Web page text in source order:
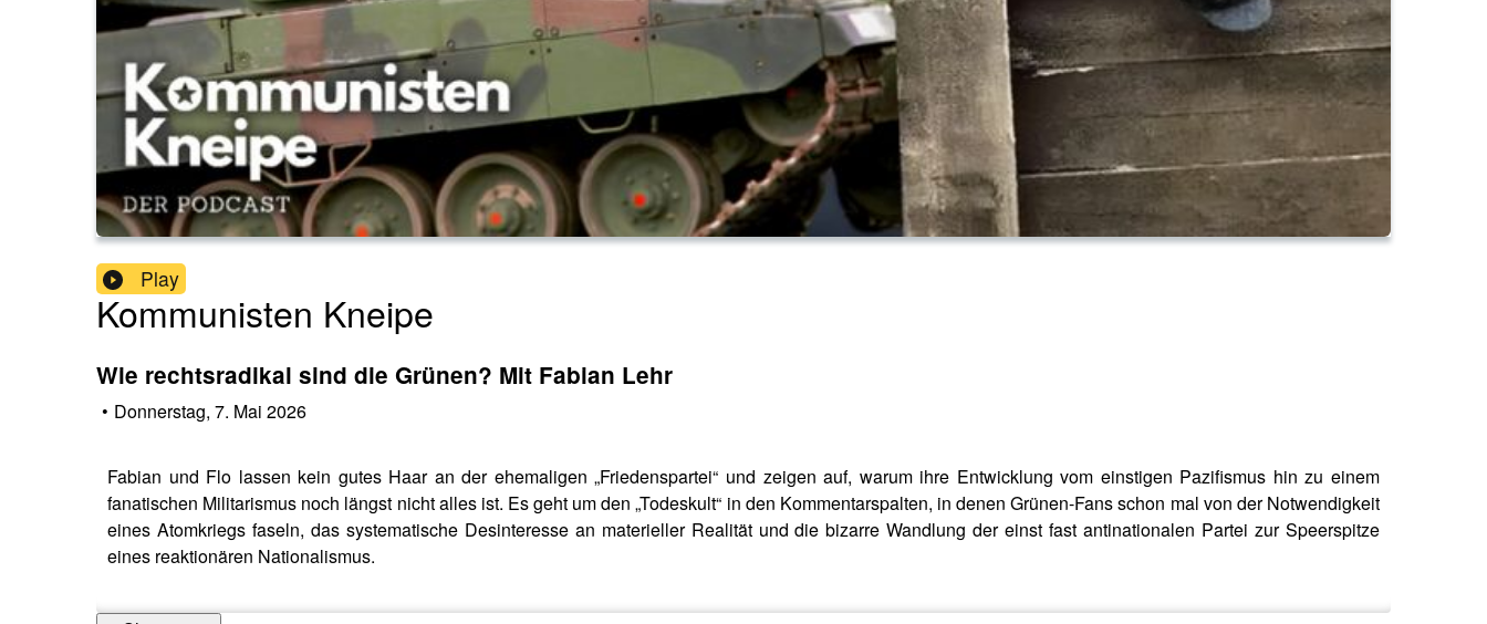
Play
Kommunisten Kneipe
Wie rechtsradikal sind die Grünen? Mit Fabian Lehr
• Donnerstag, 7. Mai 2026
Fabian und Flo lassen kein gutes Haar an der ehemaligen „Friedenspartei“ und zeigen auf, warum ihre Entwicklung vom einstigen Pazifismus hin zu einem
fanatischen Militarismus noch längst nicht alles ist. Es geht um den „Todeskult“ in den Kommentarspalten, in denen Grünen-Fans schon mal von der Notwendigkeit
eines Atomkriegs faseln, das systematische Desinteresse an materieller Realität und die bizarre Wandlung der einst fast antinationalen Partei zur Speerspitze
eines reaktionären Nationalismus.